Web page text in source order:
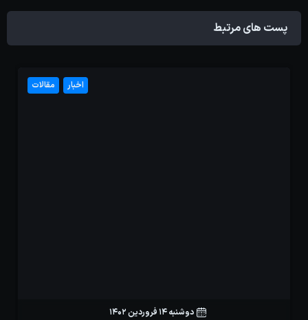
پست های مرتبط
مقالات اخبار
دوشنبه 14 فروردین 1402